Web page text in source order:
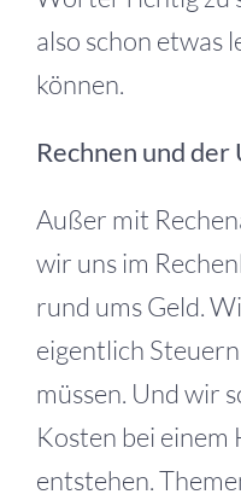
also schon etwas
können.
Rechnen und der
Außer mit
wir uns im
rund ums Geld.
eigentlich
müssen. Und wir
Kosten bei
entstehen.